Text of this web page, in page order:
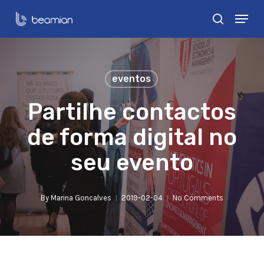
Skip
search
Menu
eventos
Partilhe contactos
de forma digital no
seu evento
By Marina Goncalves 2019-02-04 No Comments
Close
Menu